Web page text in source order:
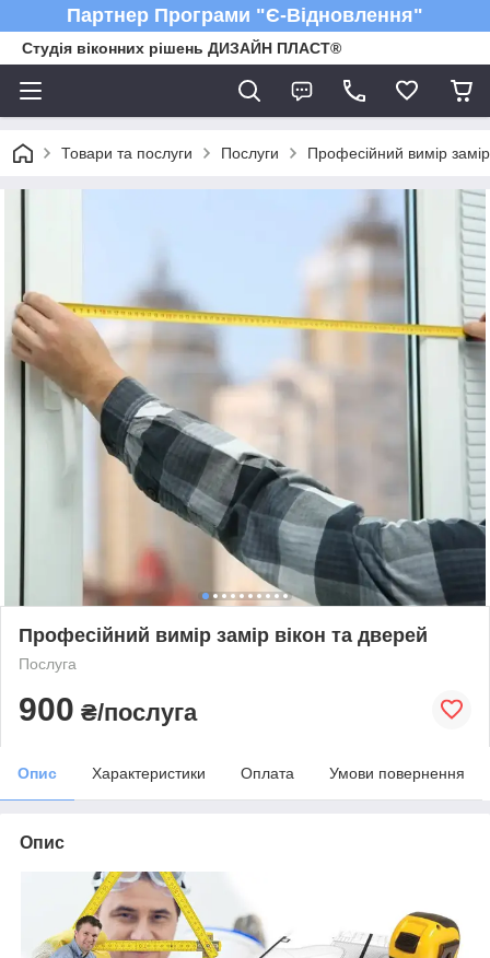
Партнер Програми "Є-Відновлення"
Студія віконних рішень ДИЗАЙН ПЛАСТ®
Товари та послуги Послуги Професійний вимір
Професійний вимір замір вікон та дверей
Послуга
900 ₴/послуга
Опис Характеристики Оплата Умови повернення
Опис